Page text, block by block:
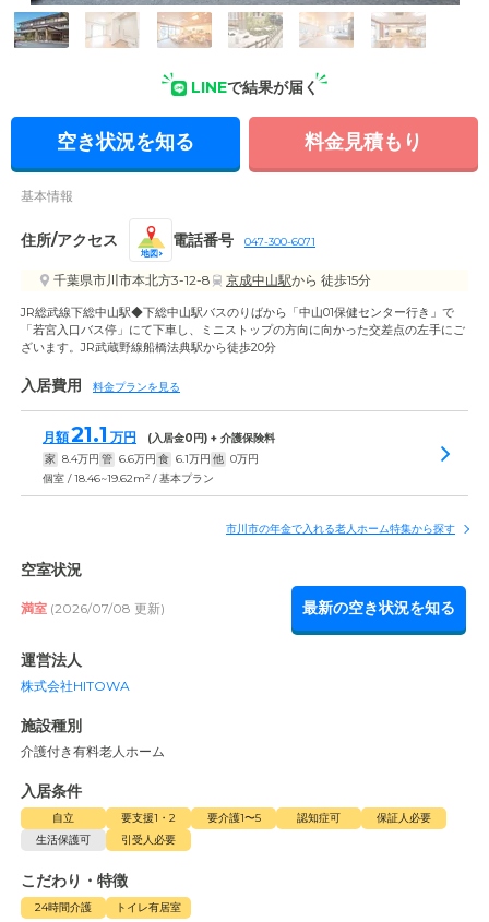
外観: 鉄筋コンクリート造3階建て、和風旅館のような外観で
す。京葉道路「原木IC」よりお車で約10分。駐車場を完備して
います。
LINEで結果が届く
空き状況を知る 料金見積もり
基本情報
住所/アクセス
地図
電話番号 047-300-6071
千葉県市川市本北方3-12-8 京成中山駅から 徒歩15分
JR総武線下総中山駅◆下総中山駅バスのりばから「中山01保健センター行き」で
「若宮入口バス停」にて下車し、ミニストップの方向に向かった交差点の左手にご
ざいます。JR武蔵野線船橋法典駅から徒歩20分
入居費用 料金プランを見る
月額21.1 万円 (入居金0 円) + 介護保険料
家 8.4万円 管 6.6万円 食 6.1万円 他 0万円
個室 / 18.46~19.62m2 / 基本プラン
市川市の年金で入れる老人ホーム特集から探す
空室状況
満室 (2026/07/08 更新) 最新の空き状況を知る
運営法人
株式会社HITOWA
施設種別
介護付き有料老人ホーム
入居条件
自立 要支援1・2 要介護1〜5 認知症可
保証人必要
生活保護可
引受人必要
こだわり・特徴
24時間介護 トイレ有居室